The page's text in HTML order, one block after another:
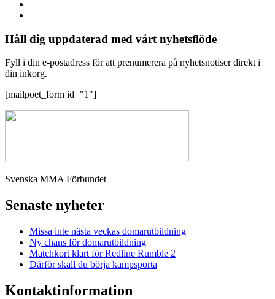
Håll dig uppdaterad med vårt nyhetsflöde
Fyll i din e-postadress för att prenumerera på nyhetsnotiser direkt i
din inkorg.
[mailpoet_form id="1"]
Svenska MMA Förbundet
Senaste nyheter
Missa inte nästa veckas domarutbildning
Ny chans för domarutbildning
Matchkort klart för Redline Rumble 2
Därför skall du börja kampsporta
Kontaktinformation